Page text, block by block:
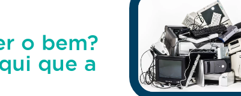
o bem?
que a